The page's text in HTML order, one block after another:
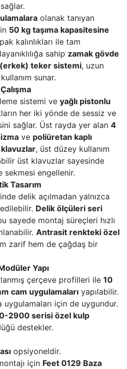
olanak tanıyan
50 kg taşıma kapasitesine
kalınlıkları ile tam
sahip zamak gövde
teker sistemi, uzun
sunar.
sistemi ve yağlı pistonlu
her iki yönde de sessiz ve
sağlar. Üst rayda yer alan 4
ve poliüretan kaplı
, üst düzey kullanım
üst klavuzlar sayesinde
sekmesi engellenir.
Tasarım
delik açılmadan yalnızca
Delik ölçüleri seri
sayede montaj süreçleri hızlı
Antrasit renkteki özel
zarif hem de çağdaş bir
Yapı
çerçeve profilleri ile 10
cam uygulamaları yapılabilir.
için de uygundur.
2900 serisi özel kulp
destekler.
opsiyoneldir.
için Feet 0129 Baza